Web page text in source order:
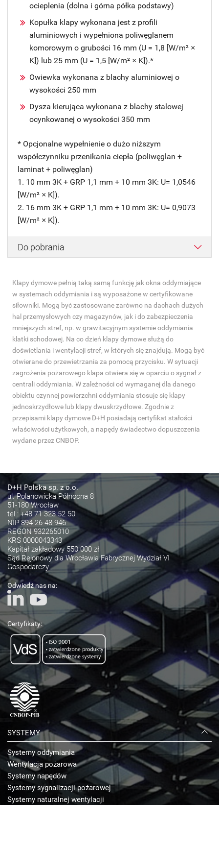
ocieplenia (dolna i górna półka podstawy)
Kopułka klapy wykonana jest z profili
aluminiowych i wypełniona poliwęglanem
komorowym o grubości 16 mm (U = 1,8 [W/m² ×
K]) lub 25 mm (U = 1,5 [W/m² × K]).*
Owiewka wykonana z blachy aluminiowej o
wysokości 250 mm
Dysza kierująca wykonana z blachy stalowej
ocynkowanej o wysokości 350 mm
* Opcjonalne wypełnienie o dużo niższym
współczynniku przenikania ciepła (poliwęglan +
laminat + poliwęglan)
1. 10 mm 3K + GRP 1,1 mm + 10 mm 3K: U= 1,0546
[W/m² × K]).
2. 16 mm 3K + GRP 1,1 mm + 10 mm 3K: U= 0,9073
[W/m² × K]).
Do pobrania
Klapy dymowe pełnią taką samą funkcję jak okna oddymiające
w systemach oddymiania i są wyposażone w certyfikowane
siłowniki. Mogą być zastosowane zarówno na dachach dużych
hal przemysłowych czy magazynów, jak i do zabezpieczenia
mniejszych stref, np. w grawitacyjnym systemie oddymiania
klatki schodowej. Na co dzień klapy dymowe służą do
doświetlania i wentylacji stref, w których się znajdują. Mogą być
otwierane do przewietrzania za pomocą przycisku. W sytuacji
zagrożenia pożarowego klapa otwiera się w oparciu o sygnał z
centrali oddymiania. W zależności od wymaganej dla danego
obiektu czynnej powierzchni oddymiania stosuje się klapy
jednoskrzydłowe lub klapy dwuskrzydłowe. Zgodnie z
przepisami klapy dymowe D+H posiadają certyfikat stałości
właściwości użytkowych, a napędy świadectwo dopuszczenia
wydane przez CNBOP.
D+H Polska sp. z o.o.
ul. Polanowicka Północna 8
51-180 Wrocław
tel.: +48 71 323 52 50
NIP 894-26-48-946
REGON 932265010
KRS 0000043343
Kapitał zakładowy 550 000 zł
Sąd Rejonowy dla Wrocławia Fabrycznej Wydział VI
Gospodarczy
Odwiedź nas na:
Certyfikaty:
SYSTEMY
Systemy oddymiania
Wentylacja pożarowa
Systemy napędów
Systemy sygnalizacji pożarowej
Systemy naturalnej wentylacji